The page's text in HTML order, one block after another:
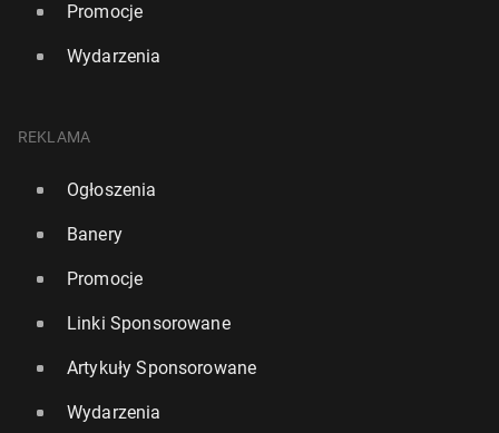
Promocje
Wydarzenia
REKLAMA
Ogłoszenia
Banery
Promocje
Linki Sponsorowane
Artykuły Sponsorowane
Wydarzenia